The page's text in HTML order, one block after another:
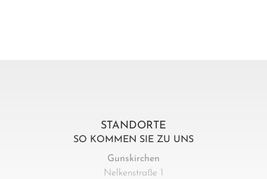
STANDORTE
SO KOMMEN SIE ZU UNS
Gunskirchen
Nelkenstraße 1